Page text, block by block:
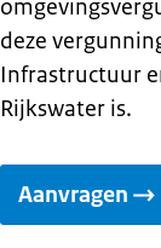
deze
Infrastructuur
Rijkswater is.
Aanvragen